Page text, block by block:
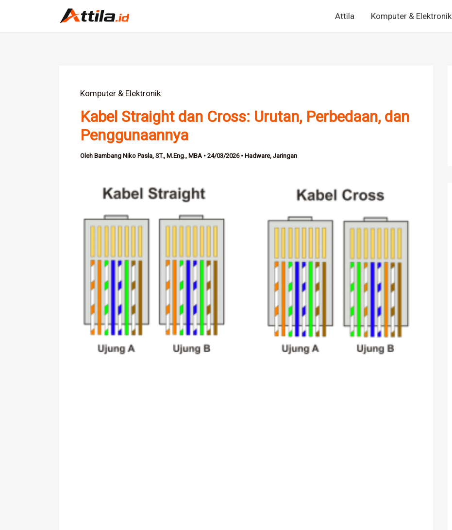
Attila Komputer & Elektronik
Komputer & Elektronik
Kabel Straight dan Cross: Urutan, Perbedaan, dan
Penggunaannya
Oleh Bambang Niko Pasla, ST., M.Eng., MBA • 24/03/2026 • Hadware, Jaringan